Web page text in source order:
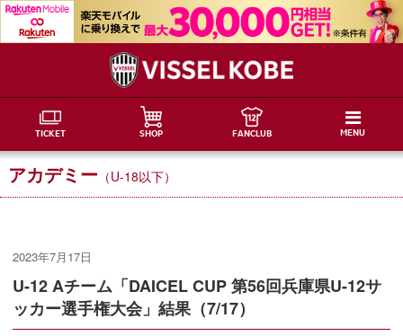
TICKET SHOP FANCLUB MENU
アカデミー （U-18以下）
2023年7月17日
U-12 Aチーム「DAICEL CUP 第56回兵庫県U-12サ
ッカー選手権大会」結果（7/17）